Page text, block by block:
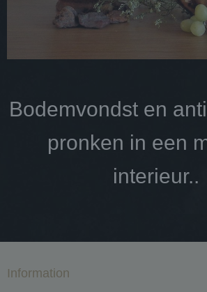
Bodemvondst en
pronken in een
interieur..
Information